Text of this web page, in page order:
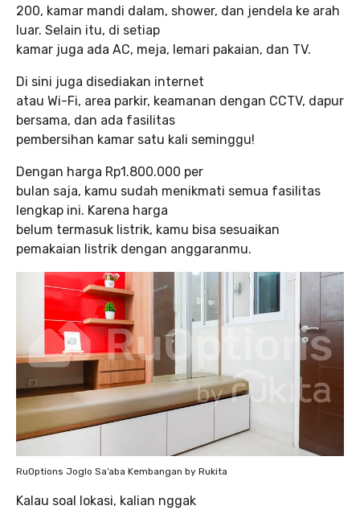
200, kamar mandi dalam, shower, dan jendela ke arah
luar. Selain itu, di setiap
kamar juga ada AC, meja, lemari pakaian, dan TV.
Di sini juga disediakan internet
atau Wi-Fi, area parkir, keamanan dengan CCTV, dapur
bersama, dan ada fasilitas
pembersihan kamar satu kali seminggu!
Dengan harga Rp1.800.000 per
bulan saja, kamu sudah menikmati semua fasilitas
lengkap ini. Karena harga
belum termasuk listrik, kamu bisa sesuaikan
pemakaian listrik dengan anggaranmu.
RuOptions Joglo Sa’aba Kembangan by Rukita
Kalau soal lokasi, kalian nggak